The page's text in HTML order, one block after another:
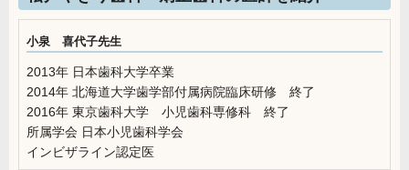
小泉 喜代子先生
2013年 日本歯科大学卒業
2014年 北海道大学歯学部付属病院臨床研修 終了
2016年 東京歯科大学 小児歯科専修科 終了
所属学会 日本小児歯科学会
インビザライン認定医